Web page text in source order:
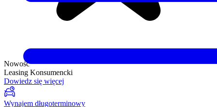
Nowość
Leasing Konsumencki
Dowiedz się więcej
Wynajem długoterminowy